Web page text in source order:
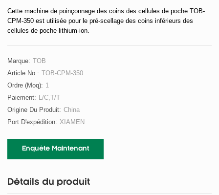
Cette machine de poinçonnage des coins des cellules de poche TOB-
CPM-350 est utilisée pour le pré-scellage des coins inférieurs des
cellules de poche lithium-ion.
Marque: TOB
Article No.: TOB-CPM-350
Ordre (moq): 1
Paiement: L/C,T/T
Origine Du Produit: China
Port D'expédition: XIAMEN
Enquête Maintenant
Détails du produit